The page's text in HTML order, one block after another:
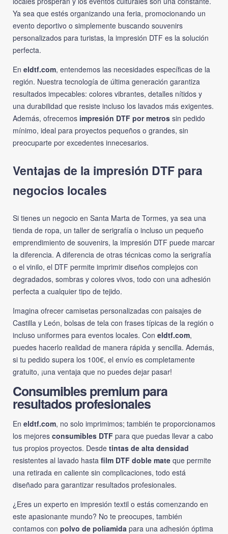
Ya sea que estés organizando una feria, promocionando un
evento deportivo o simplemente buscando souvenirs
personalizados para turistas, la impresión DTF es la solución
perfecta.
En eldtf.com, entendemos las necesidades específicas de la
región. Nuestra tecnología de última generación garantiza
resultados impecables: colores vibrantes, detalles nítidos y
una durabilidad que resiste incluso los lavados más exigentes.
Además, ofrecemos impresión DTF por metros sin pedido
mínimo, ideal para proyectos pequeños o grandes, sin
preocuparte por excedentes innecesarios.
Ventajas de la impresión DTF para
negocios locales
Si tienes un negocio en Santa Marta de Tormes, ya sea una
tienda de ropa, un taller de serigrafía o incluso un pequeño
emprendimiento de souvenirs, la impresión DTF puede marcar
la diferencia. A diferencia de otras técnicas como la serigrafía
o el vinilo, el DTF permite imprimir diseños complejos con
degradados, sombras y colores vivos, todo con una adhesión
perfecta a cualquier tipo de tejido.
Imagina ofrecer camisetas personalizadas con paisajes de
Castilla y León, bolsas de tela con frases típicas de la región o
incluso uniformes para eventos locales. Con eldtf.com,
puedes hacerlo realidad de manera rápida y sencilla. Además,
si tu pedido supera los 100€, el envío es completamente
gratuito, ¡una ventaja que no puedes dejar pasar!
Consumibles premium para
resultados profesionales
En eldtf.com, no solo imprimimos; también te proporcionamos
los mejores consumibles DTF para que puedas llevar a cabo
tus propios proyectos. Desde tintas de alta densidad
resistentes al lavado hasta film DTF doble mate que permite
una retirada en caliente sin complicaciones, todo está
diseñado para garantizar resultados profesionales.
¿Eres un experto en impresión textil o estás comenzando en
este apasionante mundo? No te preocupes, también
contamos con polvo de poliamida para una adhesión óptima